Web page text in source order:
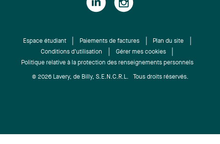
Espace étudiant Paiements de factures
Plan du site
Conditions d'utilisation
Gérer mes cookies
Politique relative à la protection des renseignements personnels
© 2026 Lavery, de Billy, S.E.N.C.R.L. Tous droits réservés.